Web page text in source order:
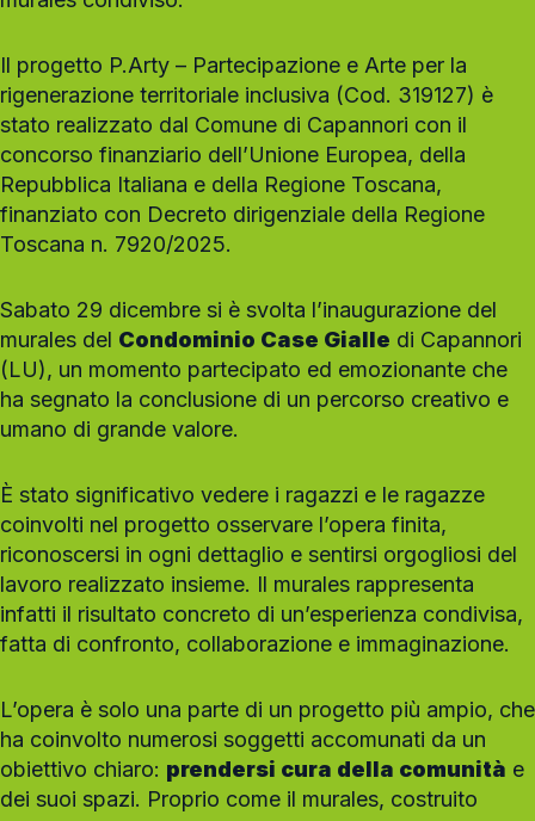
Il progetto P.Arty – Partecipazione e Arte per la
rigenerazione territoriale inclusiva (Cod. 319127) è
stato realizzato dal Comune di Capannori con il
concorso finanziario dell’Unione Europea, della
Repubblica Italiana e della Regione Toscana,
finanziato con Decreto dirigenziale della Regione
Toscana n. 7920/2025.
Sabato 29 dicembre si è svolta l’inaugurazione del
murales del Condominio Case Gialle di Capannori
(LU), un momento partecipato ed emozionante che
ha segnato la conclusione di un percorso creativo e
umano di grande valore.
È stato significativo vedere i ragazzi e le ragazze
coinvolti nel progetto osservare l’opera finita,
riconoscersi in ogni dettaglio e sentirsi orgogliosi del
lavoro realizzato insieme. Il murales rappresenta
infatti il risultato concreto di un’esperienza condivisa,
fatta di confronto, collaborazione e immaginazione.
L’opera è solo una parte di un progetto più ampio, che
ha coinvolto numerosi soggetti accomunati da un
obiettivo chiaro: prendersi cura della comunità e
dei suoi spazi. Proprio come il murales, costruito